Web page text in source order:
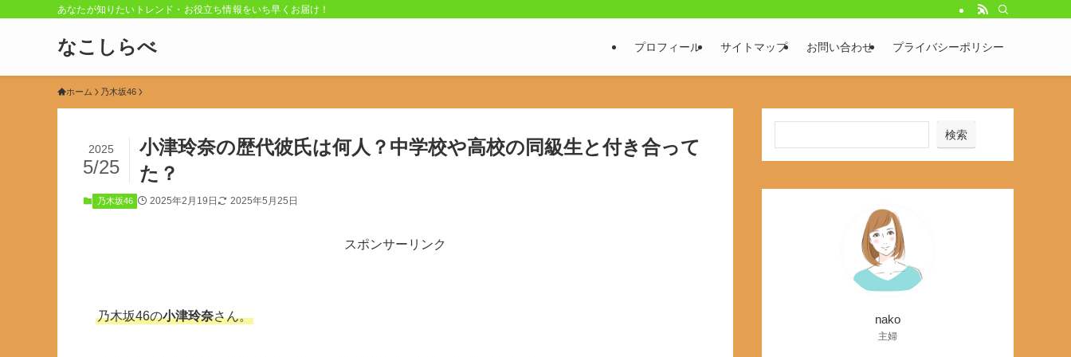
あなたが知りたいトレンド・お役立ち情報をいち早くお届け！
なこしらべ プロフィール サイトマップ お問い合わせ プライバシーポリシー
ホーム 乃木坂46
小津玲奈の歴代彼氏は何人？中学校や高校の同級生と付き合って
た？
2025
5/25
乃木坂46 2025年2月19日 2025年5月25日
スポンサーリンク
乃木坂46の小津玲奈さん。
検索
nako
主婦